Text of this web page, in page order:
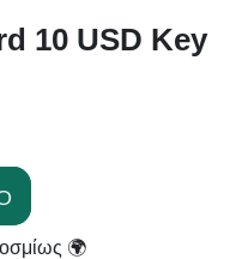
10 USD Key
🌍